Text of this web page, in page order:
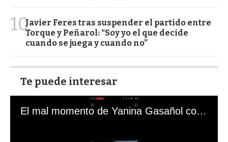
10Javier Feres tras suspender el partido entre
Torque y Peñarol: “Soy yo el que decide
cuando se juega y cuando no”
Te puede interesar
El mal momento de Yanina Gasañol con un hincha argentino en "Subrayado"